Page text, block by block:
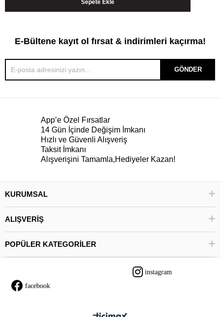
E-Bültene kayıt ol fırsat & indirimleri kaçırma!
GÖNDER
App’e Özel Fırsatlar
14 Gün İçinde Değişim İmkanı
Hızlı ve Güvenli Alışveriş
Taksit İmkanı
Alışverişini Tamamla,Hediyeler Kazan!
KURUMSAL
ALIŞVERİŞ
POPÜLER KATEGORİLER
instagram
facebook